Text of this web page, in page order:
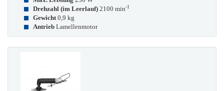
Drehzahl (im Leerlauf) 2100 min-1
Gewicht 0,9 kg
Antrieb Lamellenmotor